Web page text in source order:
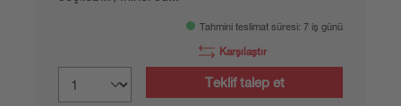
Tahmini teslimat süresi: 7 iş günü
Karşılaştır
Teklif talep et